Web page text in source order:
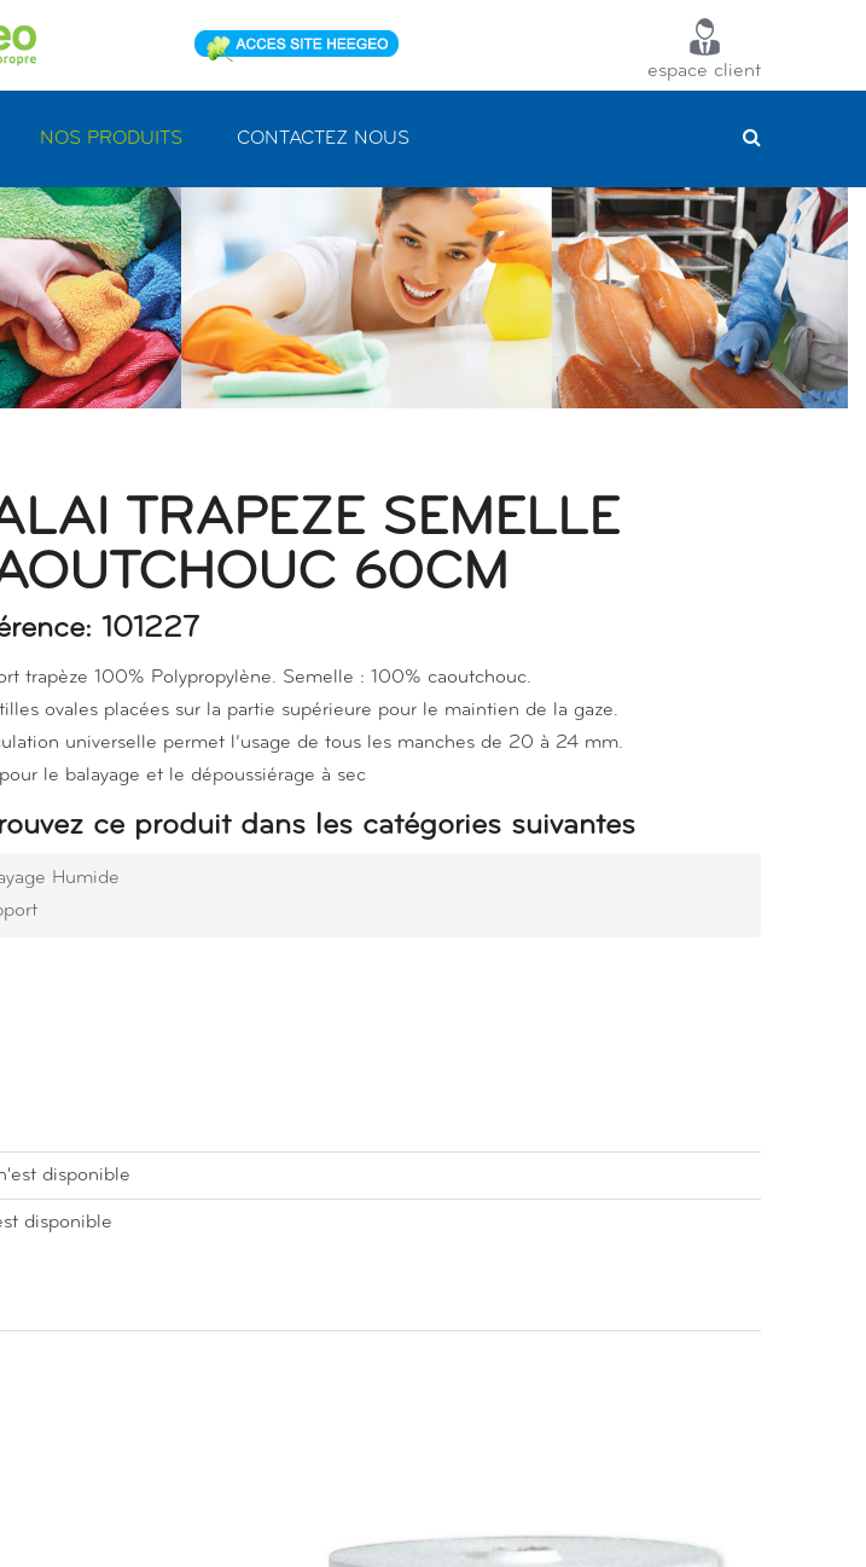
espace client
NOS PRODUITS CONTACTEZ NOUS
TRAPEZE SEMELLE
60CM
101227
trapèze 100% Polypropylène. Semelle : 100% caoutchouc.
ovales placées sur la partie supérieure pour le maintien de la gaze.
universelle permet l’usage de tous les manches de 20 à 24 mm.
le balayage et le dépoussiérage à sec
ce produit dans les catégories suivantes
Humide
disponible
disponible